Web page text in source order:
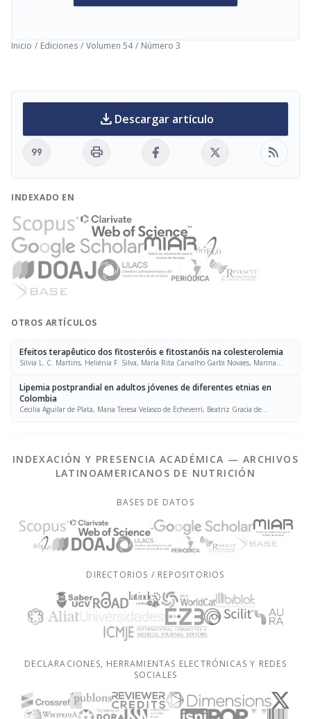
Inicio / Ediciones / Volumen 54 / Número 3
download Descargar artículo
format_quote print rss_feed
INDEXADO EN
OTROS ARTÍCULOS
Efeitos terapêutico dos fitosteróis e fitostanóis na colesterolemia
Silvia L. C. Martins, Heliénia F. Silva, María Rita Carvalho Garbi Novaes, Marina
Lipemia postprandial en adultos jóvenes de diferentes etnias en
Colombia
Cecilia Aguilar de Plata, Maria Teresa Velasco de Echeverri, Beatriz Gracia de
INDEXACIÓN Y PRESENCIA ACADÉMICA — ARCHIVOS
LATINOAMERICANOS DE NUTRICIÓN
BASES DE DATOS
DIRECTORIOS / REPOSITORIOS
DECLARACIONES, HERRAMIENTAS ELECTRÓNICAS Y REDES
SOCIALES